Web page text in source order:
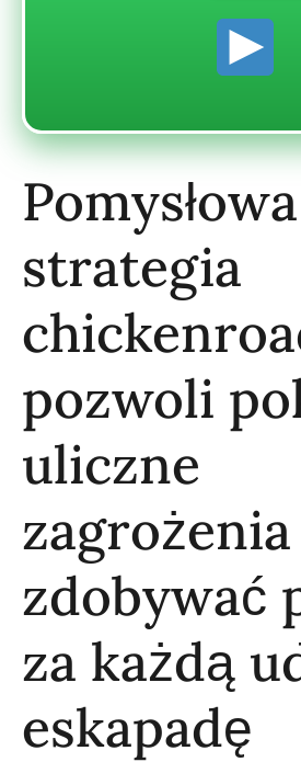
Pomysłowa
strategia
pozwoli
uliczne
zdobywać
za każdą
eskapadę